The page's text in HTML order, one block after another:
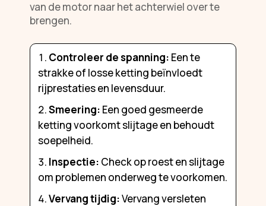
van de motor naar het achterwiel over te
brengen.
Controleer de spanning: Een te
strakke of losse ketting beïnvloedt
rijprestaties en levensduur.
Smeering: Een goed gesmeerde
ketting voorkomt slijtage en behoudt
soepelheid.
Inspectie: Check op roest en slijtage
om problemen onderweg te voorkomen.
Vervang tijdig:Vervang versleten